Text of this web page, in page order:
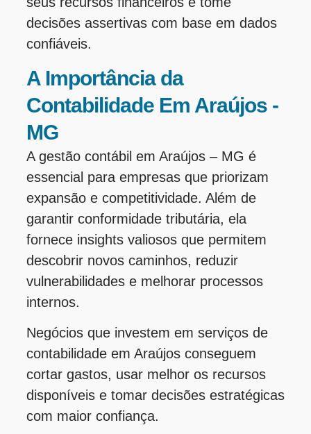
decisões assertivas com base em dados
confiáveis.
A Importância da
Contabilidade Em Araújos -
MG
A gestão contábil em Araújos – MG é
essencial para empresas que priorizam
expansão e competitividade. Além de
garantir conformidade tributária, ela
fornece insights valiosos que permitem
descobrir novos caminhos, reduzir
vulnerabilidades e melhorar processos
internos.
Negócios que investem em serviços de
contabilidade em Araújos conseguem
cortar gastos, usar melhor os recursos
disponíveis e tomar decisões estratégicas
com maior confiança.